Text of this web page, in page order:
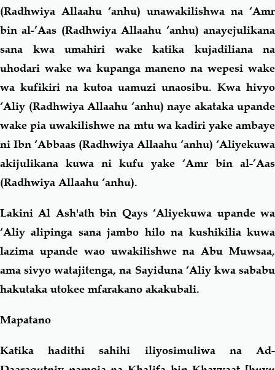
(Radhwiya Allaahu ‘anhu) unawakilishwa na ‘Amr
bin al-’Aas (Radhwiya Allaahu ‘anhu) anayejulikana
sana kwa umahiri wake katika kujadiliana na
uhodari wake wa kupanga maneno na wepesi wake
wa kufikiri na kutoa uamuzi unaosibu. Kwa hivyo
‘Aliy (Radhwiya Allaahu ‘anhu) naye akataka upande
wake pia uwakilishwe na mtu wa kadiri yake ambaye
ni Ibn ‘Abbaas (Radhwiya Allaahu ‘anhu) ‘Aliyekuwa
akijulikana kuwa ni kufu yake ‘Amr bin al-’Aas
(Radhwiya Allaahu ‘anhu).
Lakini Al Ash'ath bin Qays ‘Aliyekuwa upande wa
‘Aliy alipinga sana jambo hilo na kushikilia kuwa
lazima upande wao uwakilishwe na Abu Muwsaa,
ama sivyo watajitenga, na Sayiduna ‘Aliy kwa sababu
hakutaka utokee mfarakano akakubali.
Mapatano
Katika hadithi sahihi iliyosimuliwa na Ad-